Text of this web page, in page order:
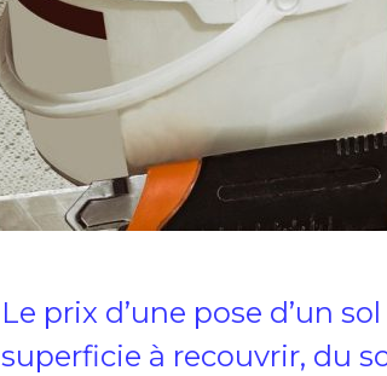
Le prix d’une pose d’un
superficie à recouvrir, du